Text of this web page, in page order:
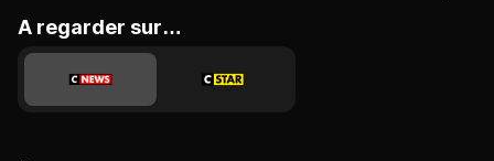
A regarder sur…